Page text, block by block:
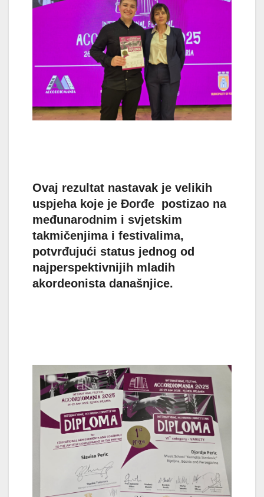
Ovaj rezultat nastavak je velikih
uspjeha koje je Đorđe postizao na
međunarodnim i svjetskim
takmičenjima i festivalima,
potvrđujući status jednog od
najperspektivnijih mladih
akordeonista današnjice.